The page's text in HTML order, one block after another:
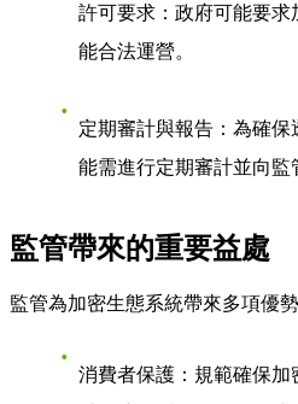
許可要求：政府可能要
能合法運營。
定期審計與報告：為確
能需進行定期審計並向監
監管帶來的重要益處
監管為加密生態系統帶來多項優勢
消費者保護 ：規範確保